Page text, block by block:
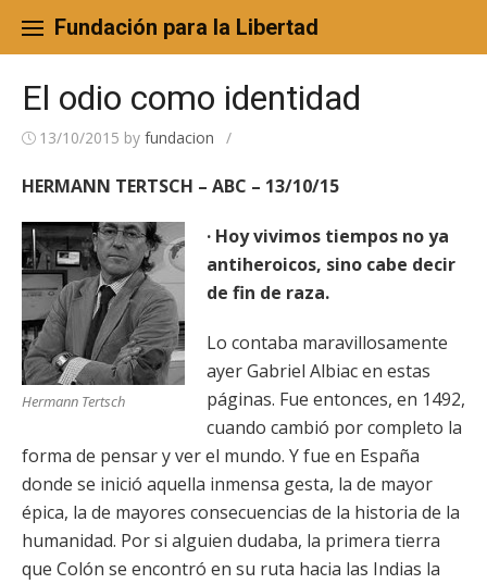
content
Fundación para la Libertad
El odio como identidad
13/10/2015 by fundacion /
HERMANN TERTSCH – ABC – 13/10/15
Hermann Tertsch
· Hoy vivimos tiempos no ya
antiheroicos, sino cabe decir
de fin de raza.
Lo contaba maravillosamente
ayer Gabriel Albiac en estas
páginas. Fue entonces, en 1492,
cuando cambió por completo la
forma de pensar y ver el mundo. Y fue en España
donde se inició aquella inmensa gesta, la de mayor
épica, la de mayores consecuencias de la historia de la
humanidad. Por si alguien dudaba, la primera tierra
que Colón se encontró en su ruta hacia las Indias la